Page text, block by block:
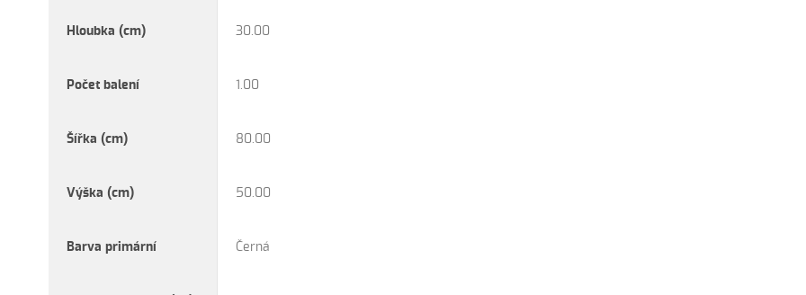
Hloubka (cm) 30.00
Počet balení 1.00
Šířka (cm) 80.00
Výška (cm) 50.00
Barva primární Černá